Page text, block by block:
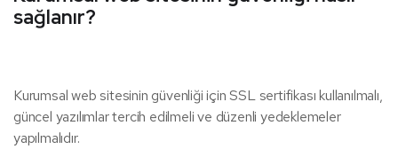
sağlanır?
Kurumsal web sitesinin güvenliği için SSL sertifikası kullanılmalı,
güncel yazılımlar tercih edilmeli ve düzenli yedeklemeler
yapılmalıdır.